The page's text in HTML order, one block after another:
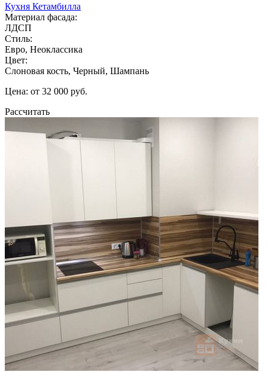
Кухня Кетамбилла
Материал фасада:
ЛДСП
Стиль:
Евро, Неоклассика
Цвет:
Слоновая кость, Черный, Шампань
Цена: от 32 000 руб.
Рассчитать